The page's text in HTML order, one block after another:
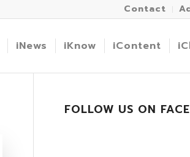
Contact
iNews iKnow iContent
FOLLOW US ON